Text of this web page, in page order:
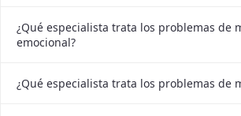
¿Qué especialista trata los problemas de
emocional?
¿Qué especialista trata los problemas de